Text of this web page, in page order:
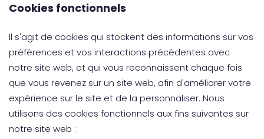
Cookies fonctionnels
Il s'agit de cookies qui stockent des informations sur vos
préférences et vos interactions précédentes avec
notre site web, et qui vous reconnaissent chaque fois
que vous revenez sur un site web, afin d'améliorer votre
expérience sur le site et de la personnaliser. Nous
utilisons des cookies fonctionnels aux fins suivantes sur
notre site web :